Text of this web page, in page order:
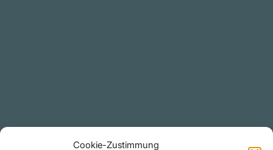
Cookie-Zustimmung